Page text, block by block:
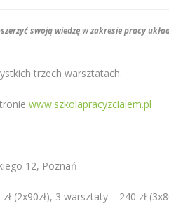
swoją wiedzę w zakresie pracy
trzech warsztatach.
www.szkolapracyzcialem.pl
12, Poznań
(2x90zł), 3 warsztaty – 240 zł